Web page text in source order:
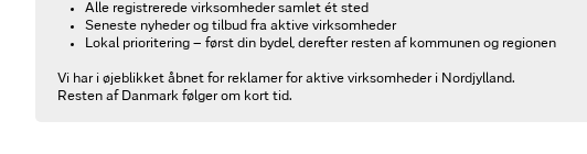
Alle registrerede virksomheder samlet ét sted
Seneste nyheder og tilbud fra aktive virksomheder
Lokal prioritering – først din bydel, derefter resten af kommunen og regionen
Vi har i øjeblikket åbnet for reklamer for aktive virksomheder i Nordjylland.
Resten af Danmark følger om kort tid.